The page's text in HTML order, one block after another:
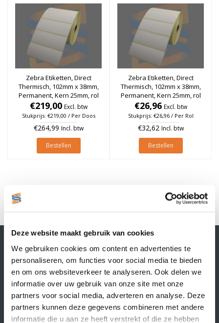
Deze website maakt gebruik van cookies
We gebruiken cookies om content en advertenties te
personaliseren, om functies voor social media te bieden
en om ons websiteverkeer te analyseren. Ook delen we
informatie over uw gebruik van onze site met onze
partners voor social media, adverteren en analyse. Deze
partners kunnen deze gegevens combineren met andere
informatie die u aan ze heeft verstrekt of die ze hebben
Zebra Etiketten, Direct
Thermisch, 102mm x 38mm,
Permanent, Kern 25mm, rol
à 1.790 stuks (Per doos)
€219,00 Excl. btw
Stukprijs: €219,00 / Per Doos
€264,99 Incl. btw
Bestellen
Zebra Etiketten, Direct
Thermisch, 102mm x 38mm,
Permanent, Kern 25mm, rol
à 1.790 stuks
€26,96 Excl. btw
Stukprijs: €26,96 / Per Rol
€32,62 Incl. btw
Bestellen
1
Contactgegevens
Supply Service B.V.
Nijverheidsstraat 25-K
3861 RJ Nijkerk
info@supplyservice.nl
+31 33 468 13 42
KvK nummer: 66384737